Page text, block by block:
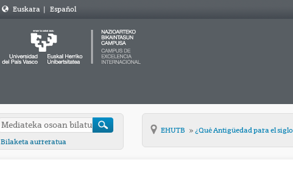
Euskara | Español
Bilaketa aurreratua
EHUTB ¿Qué Antigüedad para el